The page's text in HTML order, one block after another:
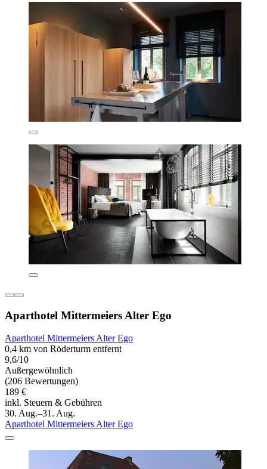
Aparthotel Mittermeiers Alter Ego
Aparthotel Mittermeiers Alter Ego
0,4 km von Röderturm entfernt
9,6/10
Außergewöhnlich
(206 Bewertungen)
189 €
inkl. Steuern & Gebühren
30. Aug.–31. Aug.
Aparthotel Mittermeiers Alter Ego